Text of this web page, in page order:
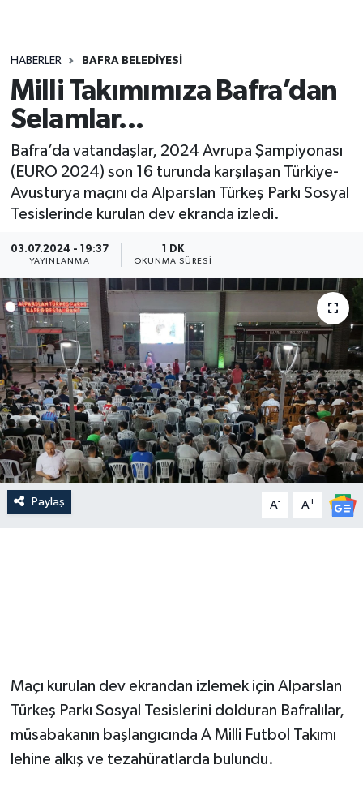
HABERLER BAFRA BELEDIYESI
Milli Takımımıza Bafra’dan
Selamlar...
Bafra’da vatandaşlar, 2024 Avrupa Şampiyonası
(EURO 2024) son 16 turunda karşılaşan Türkiye-
Avusturya maçını da Alparslan Türkeş Parkı Sosyal
Tesislerinde kurulan dev ekranda izledi.
03.07.2024 - 19:37
YAYINLANMA
1 DK
OKUNMA SÜRESI
Paylaş A- A+
Maçı kurulan dev ekrandan izlemek için Alparslan
Türkeş Parkı Sosyal Tesislerini dolduran Bafralılar,
müsabakanın başlangıcında A Milli Futbol Takımı
lehine alkış ve tezahüratlarda bulundu.